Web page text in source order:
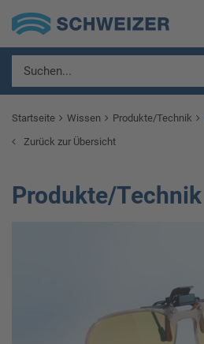
Startseite Wissen Produkte/Technik
Zurück zur Übersicht
Produkte/Technik